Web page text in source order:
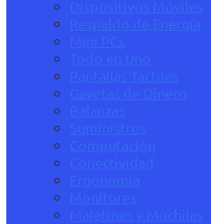
Dispositivos Móviles
Respaldo de Energía
Mini PCs
Todo en Uno
Pantallas Táctiles
Gavetas de Dinero
Balanzas
Suministros
Computación
Conectividad
Ergonomía
Monitores
Maletines y Mochilas